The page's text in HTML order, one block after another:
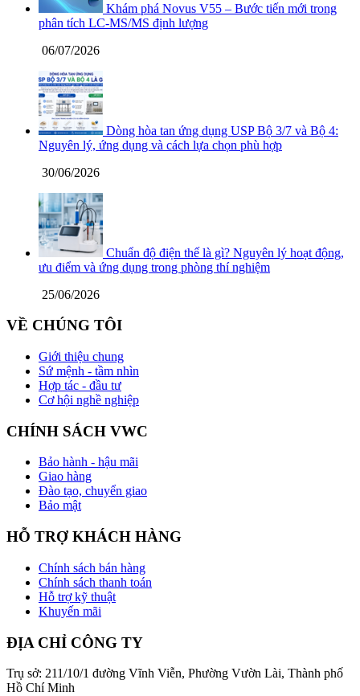
Khám phá Novus V55 – Bước tiến mới trong
phân tích LC-MS/MS định lượng
06/07/2026
Dòng hòa tan ứng dụng USP Bộ 3/7 và Bộ 4:
Nguyên lý, ứng dụng và cách lựa chọn phù hợp
30/06/2026
Chuẩn độ điện thế là gì? Nguyên lý hoạt động,
ưu điểm và ứng dụng trong phòng thí nghiệm
25/06/2026
VỀ CHÚNG TÔI
Giới thiệu chung
Sứ mệnh - tầm nhìn
Hợp tác - đầu tư
Cơ hội nghề nghiệp
CHÍNH SÁCH VWC
Bảo hành - hậu mãi
Giao hàng
Đào tạo, chuyển giao
Bảo mật
HỖ TRỢ KHÁCH HÀNG
Chính sách bán hàng
Chính sách thanh toán
Hỗ trợ kỹ thuật
Khuyến mãi
ĐỊA CHỈ CÔNG TY
Trụ sở: 211/10/1 đường Vĩnh Viễn, Phường Vườn Lài, Thành phố
Hồ Chí Minh